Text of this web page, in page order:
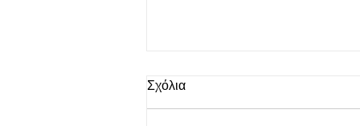
Σχόλια